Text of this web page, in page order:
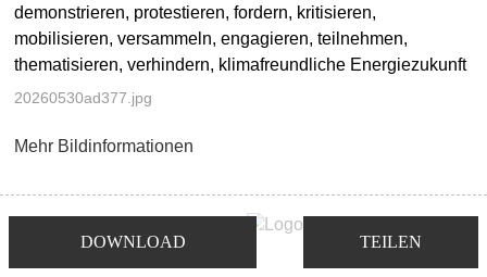
DOWNLOAD TEILEN
demonstrieren, protestieren, fordern, kritisieren,
mobilisieren, versammeln, engagieren, teilnehmen,
thematisieren, verhindern, klimafreundliche Energiezukunft
20260530ad377.jpg
Mehr Bildinformationen